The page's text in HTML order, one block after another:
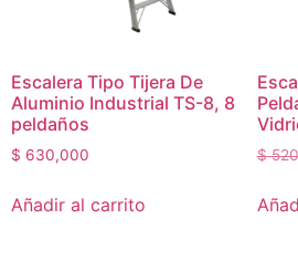
Escalera Tipo Tijera De
Aluminio Industrial TS-8, 8
peldaños
$ 630,000
Añadir al carrito
$